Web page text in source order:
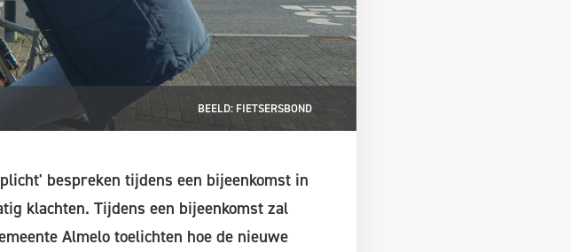
BEELD: FIETSERSBOND
bespreken tijdens een bijeenkomst in
klachten. Tijdens een bijeenkomst zal
Almelo toelichten hoe de nieuwe